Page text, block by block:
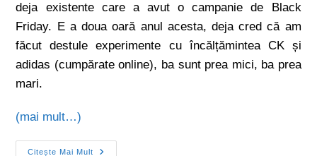
deja existente care a avut o campanie de Black
Friday. E a doua oară anul acesta, deja cred că am
făcut destule experimente cu încălțămintea CK și
adidas (cumpărate online), ba sunt prea mici, ba prea
mari.
(mai mult…)
Citește Mai Mult